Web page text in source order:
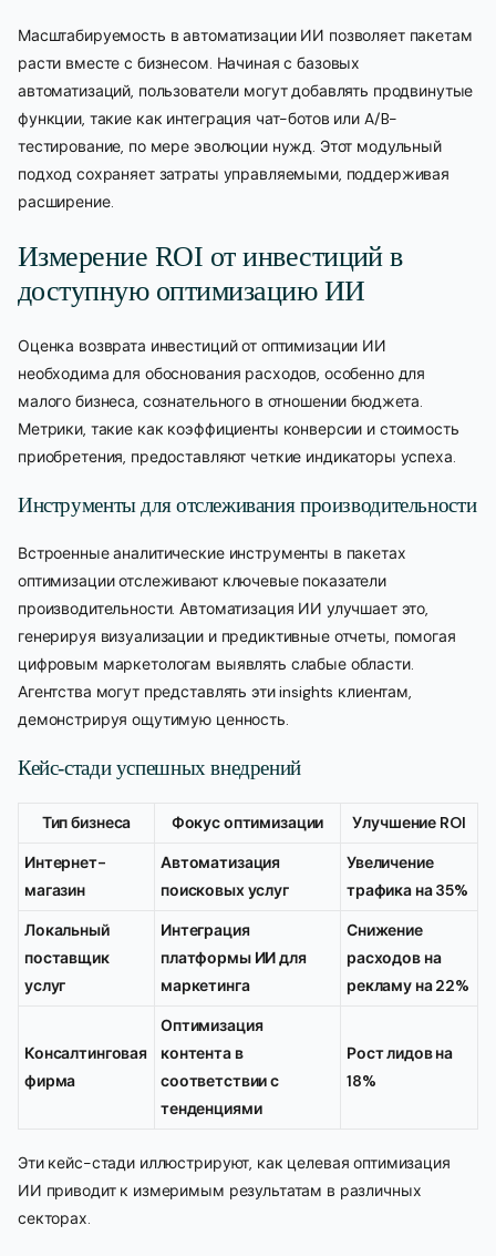
Масштабируемость в автоматизации ИИ позволяет пакетам
расти вместе с бизнесом. Начиная с базовых
автоматизаций, пользователи могут добавлять продвинутые
функции, такие как интеграция чат-ботов или A/B-
тестирование, по мере эволюции нужд. Этот модульный
подход сохраняет затраты управляемыми, поддерживая
расширение.
Измерение ROI от инвестиций в
доступную оптимизацию ИИ
Оценка возврата инвестиций от оптимизации ИИ
необходима для обоснования расходов, особенно для
малого бизнеса, сознательного в отношении бюджета.
Метрики, такие как коэффициенты конверсии и стоимость
приобретения, предоставляют четкие индикаторы успеха.
Инструменты для отслеживания производительности
Встроенные аналитические инструменты в пакетах
оптимизации отслеживают ключевые показатели
производительности. Автоматизация ИИ улучшает это,
генерируя визуализации и предиктивные отчеты, помогая
цифровым маркетологам выявлять слабые области.
Агентства могут представлять эти insights клиентам,
демонстрируя ощутимую ценность.
Кейс-стади успешных внедрений
Тип бизнеса Фокус оптимизации
Улучшение ROI
Интернет-
магазин
Автоматизация
поисковых услуг
Увеличение
трафика на 35%
Локальный
поставщик
услуг
Интеграция
платформы ИИ для
маркетинга
Снижение
расходов на
рекламу на 22%
Консалтинговая
фирма
Оптимизация
контента в
соответствии с
тенденциями
Рост лидов на
18%
Эти кейс-стади иллюстрируют, как целевая оптимизация
ИИ приводит к измеримым результатам в различных
секторах.